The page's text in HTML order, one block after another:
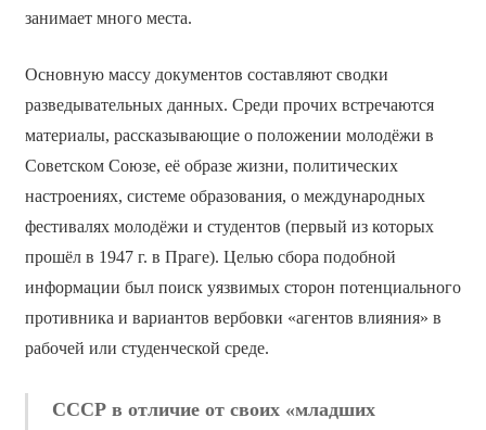
занимает много места.
Основную массу документов составляют сводки
разведывательных данных. Среди прочих встречаются
материалы, рассказывающие о положении молодёжи в
Советском Союзе, её образе жизни, политических
настроениях, системе образования, о международных
фестивалях молодёжи и студентов (первый из которых
прошёл в 1947 г. в Праге). Целью сбора подобной
информации был поиск уязвимых сторон потенциального
противника и вариантов вербовки «агентов влияния» в
рабочей или студенческой среде.
СССР в отличие от своих «младших